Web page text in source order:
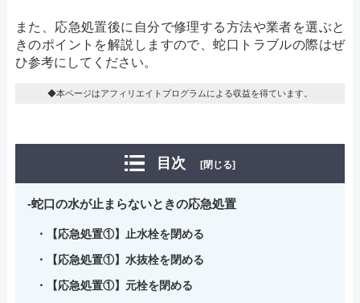
また、応急処置後に自分で修理する方法や業者を選ぶと
きのポイントを解説しますので、蛇口トラブルの際はぜ
ひ参考にしてください。
◆本ページはアフィリエイトプログラムによる収益を得ています。
目次 [閉じる]
蛇口の水が止まらないときの応急処置
【応急処置①】止水栓を閉める
【応急処置①】水抜栓を閉める
【応急処置①】元栓を閉める